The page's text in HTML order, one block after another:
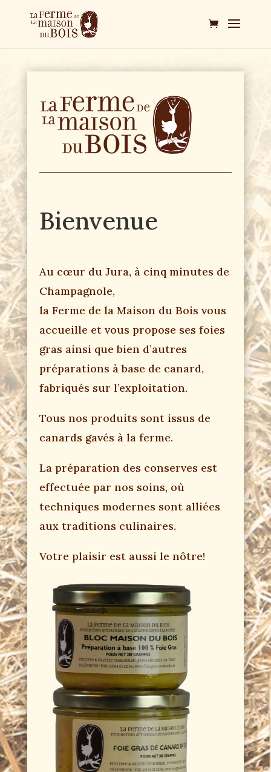
Bienvenue
Au cœur du Jura, à cinq minutes de
Champagnole,
la Ferme de la Maison du Bois vous
accueille et vous propose ses foies
gras ainsi que bien d’autres
préparations à base de canard,
fabriqués sur l’exploitation.
Tous nos produits sont issus de
canards gavés à la ferme.
La préparation des conserves est
effectuée par nos soins, où
techniques modernes sont alliées
aux traditions culinaires.
Votre plaisir est aussi le nôtre!